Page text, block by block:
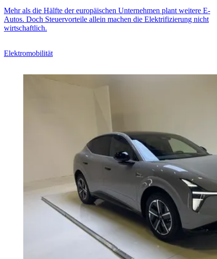
Mehr als die Hälfte der europäischen Unternehmen plant weitere E-
Autos. Doch Steuervorteile allein machen die Elektrifizierung nicht
wirtschaftlich.
Elektromobilität